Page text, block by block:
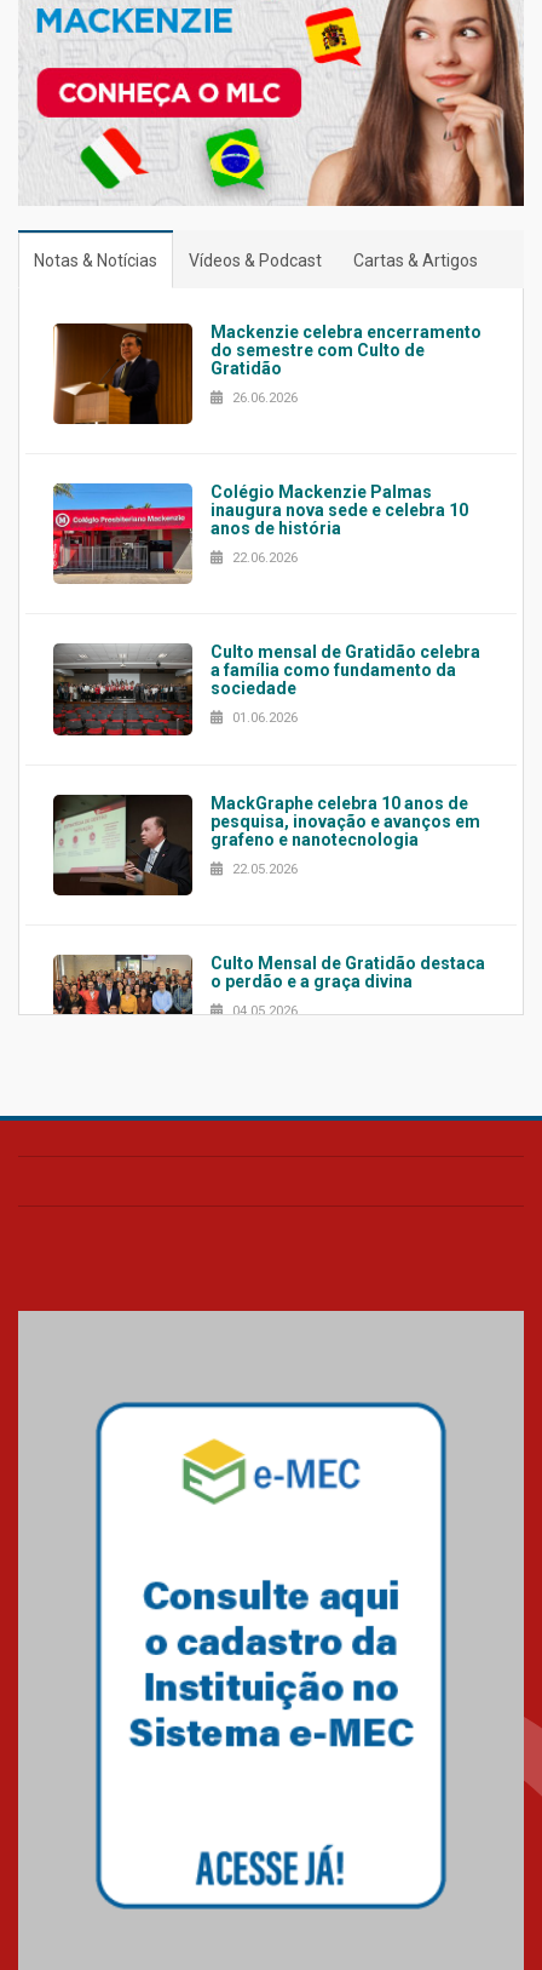
Notas & Notícias Vídeos & Podcast Cartas & Artigos
Mackenzie celebra encerramento
do semestre com Culto de
Gratidão
26.06.2026
Colégio Mackenzie Palmas
inaugura nova sede e celebra 10
anos de história
22.06.2026
Culto mensal de Gratidão celebra
a família como fundamento da
sociedade
01.06.2026
MackGraphe celebra 10 anos de
pesquisa, inovação e avanços em
grafeno e nanotecnologia
22.05.2026
Culto Mensal de Gratidão destaca
o perdão e a graça divina
04.05.2026
Confira como foi o culto mensal
Mackenzie mobiliza campanha
solidária para apoiar famílias em
Minas Gerais
Primeiro culto do ano ressalta o
27.02.2026